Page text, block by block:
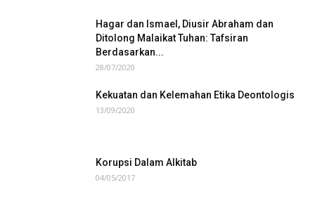
Hagar dan Ismael, Diusir Abraham dan
Ditolong Malaikat Tuhan: Tafsiran
Berdasarkan...
28/07/2020
Kekuatan dan Kelemahan Etika Deontologis
13/09/2020
Korupsi Dalam Alkitab
04/05/2017